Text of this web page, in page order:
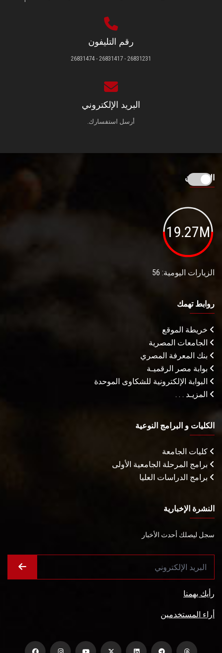
رقم التليفون
26831231 - 26831417 - 26831474
البريد الإلكتروني
أرسل استفسارك.
الزائـرون
19.27M
الزيارات اليومية: 56
روابط تهمك
خريطة الموقع
الجامعات المصرية
بنك المعرفة المصري
بوابة مصر الرقميـة
البوابة الإلكترونية للشكاوى الموحدة
المزيـد . . .
الكليات و البرامج النوعية
كليات الجامعة
برامج المرحلة الجامعية الأولى
برامج الدراسات العليا
النشرة الإخبارية
سجل ليصلك أحدث الأخبار
رأيك يهمنا
أراء المستخدمين